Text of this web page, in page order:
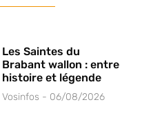
Les Saintes du
Brabant wallon : entre
histoire et légende
Vosinfos 06/08/2026